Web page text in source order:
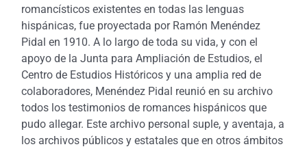
romancísticos existentes en todas las lenguas
hispánicas, fue proyectada por Ramón Menéndez
Pidal en 1910. A lo largo de toda su vida, y con el
apoyo de la Junta para Ampliación de Estudios, el
Centro de Estudios Históricos y una amplia red de
colaboradores, Menéndez Pidal reunió en su archivo
todos los testimonios de romances hispánicos que
pudo allegar. Este archivo personal suple, y aventaja, a
los archivos públicos y estatales que en otros ámbitos